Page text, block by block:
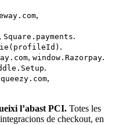
,
, Square.payments.
.
, window.Razorpay.
.
,
l’abast PCI. Totes les
de checkout, en